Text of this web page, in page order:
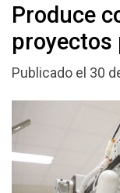
Produce
proyectos
Publicado el 30